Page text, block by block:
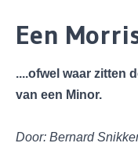
Een
....ofwel waar zitten
van een Minor.
Door: Bernard